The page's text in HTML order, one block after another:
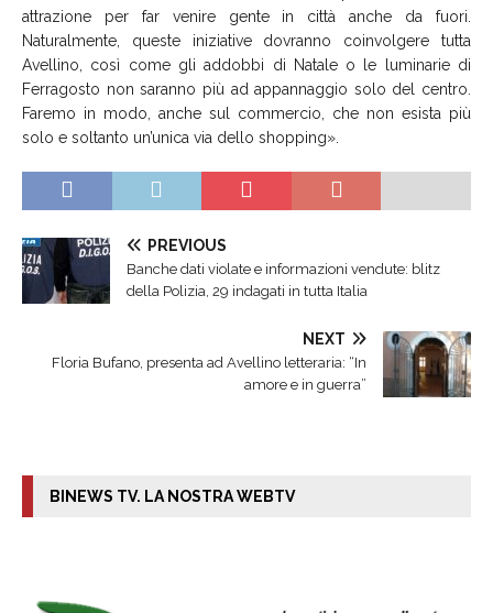
attrazione per far venire gente in città anche da fuori.
Naturalmente, queste iniziative dovranno coinvolgere tutta
Avellino, così come gli addobbi di Natale o le luminarie di
Ferragosto non saranno più ad appannaggio solo del centro.
Faremo in modo, anche sul commercio, che non esista più
solo e soltanto un’unica via dello shopping».
PREVIOUS
Banche dati violate e informazioni vendute: blitz
della Polizia, 29 indagati in tutta Italia
NEXT
Floria Bufano, presenta ad Avellino letteraria: “In
amore e in guerra”
BINEWS TV. LA NOSTRA WEBTV